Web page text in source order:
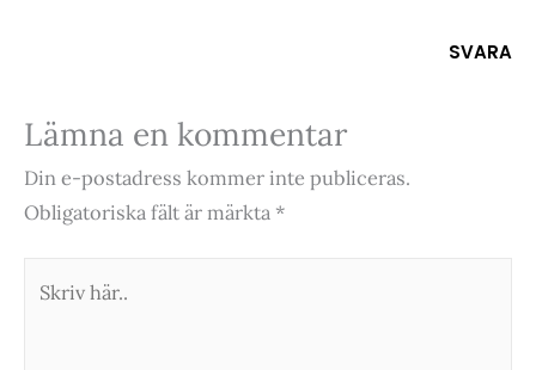
SVARA
Lämna en kommentar
Din e-postadress kommer inte publiceras.
Obligatoriska fält är märkta *
här..